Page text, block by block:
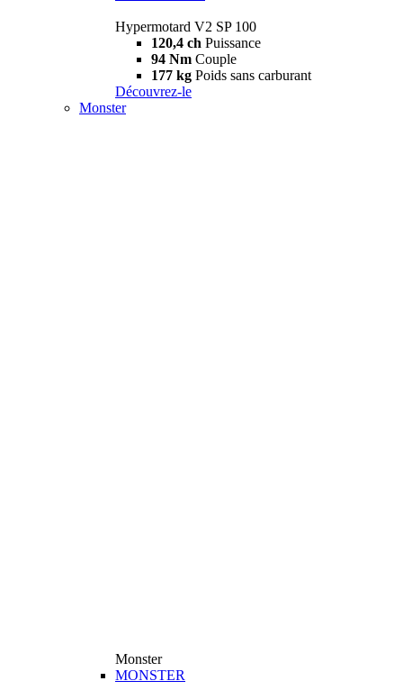
Hypermotard V2 SP 100
120,4 ch Puissance
94 Nm Couple
177 kg Poids sans carburant
Découvrez-le
Monster
Monster
MONSTER